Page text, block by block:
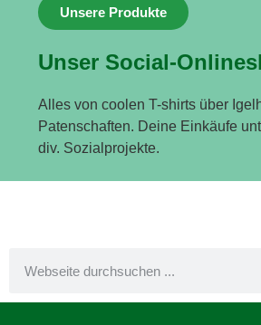
Unsere Produkte
Unser Social-
Alles von coolen T-shirts über
Patenschaften. Deine Einkäufe
div. Sozialprojekte.